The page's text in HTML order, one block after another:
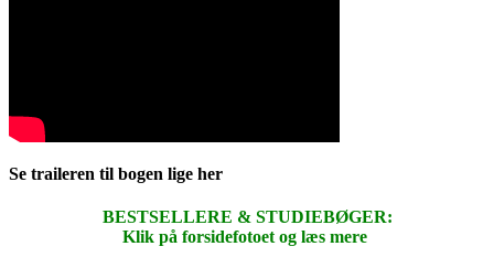
Se traileren til bogen lige her
BESTSELLERE & STUDIEBØGER:
Klik på forsidefotoet og læs mere